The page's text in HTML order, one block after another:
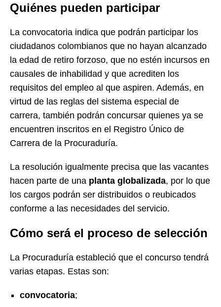
Quiénes pueden participar
La convocatoria indica que podrán participar los
ciudadanos colombianos que no hayan alcanzado
la edad de retiro forzoso, que no estén incursos en
causales de inhabilidad y que acrediten los
requisitos del empleo al que aspiren. Además, en
virtud de las reglas del sistema especial de
carrera, también podrán concursar quienes ya se
encuentren inscritos en el Registro Único de
Carrera de la Procuraduría.
La resolución igualmente precisa que las vacantes
hacen parte de una planta globalizada, por lo que
los cargos podrán ser distribuidos o reubicados
conforme a las necesidades del servicio.
Cómo será el proceso de selección
La Procuraduría estableció que el concurso tendrá
varias etapas. Estas son:
convocatoria;